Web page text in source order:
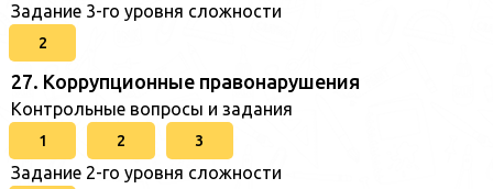
Задание 3-го уровня сложности
2
27. Коррупционные правонарушения
Контрольные вопросы и задания
1 2 3
Задание 2-го уровня сложности